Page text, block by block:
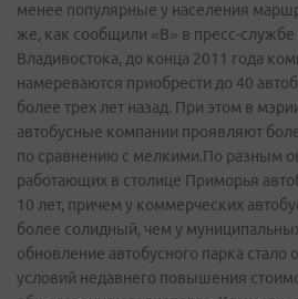
менее популярные у населения
же, как сообщили «В» в пресс­-службе
Владивостока, до конца 2011 года
намереваются приобрести до 40
более трех лет назад. При этом в
автобусные компании проявляют
по сравнению с мелкими.По разным
работающих в столице Приморья
10 лет, причем у коммерческих
более солидный, чем у
обновление автобусного парка стало
условий недавнего повышения